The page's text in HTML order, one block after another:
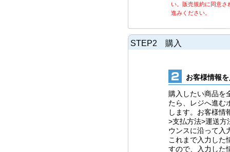
い。販売規約に同意さ
進みください。
STEP2 購入
お客様情報
購入したい商品を
たら、レジへ進む
します。お客様情
>支払方法>運送方
ウンスに沿って入
これまで入力した
すので、入力した